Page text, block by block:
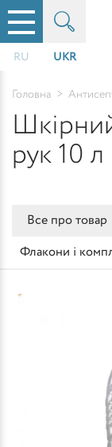
RU UKR
Головна >
рук 10 л
Все про товар
Флакони і